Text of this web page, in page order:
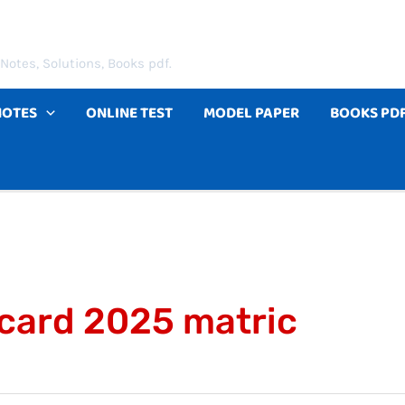
Solutions, Books pdf.
ONLINE TEST MODEL PAPER BOOKS
2025 matric